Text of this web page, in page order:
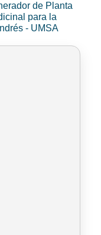
de Planta
para la
- UMSA